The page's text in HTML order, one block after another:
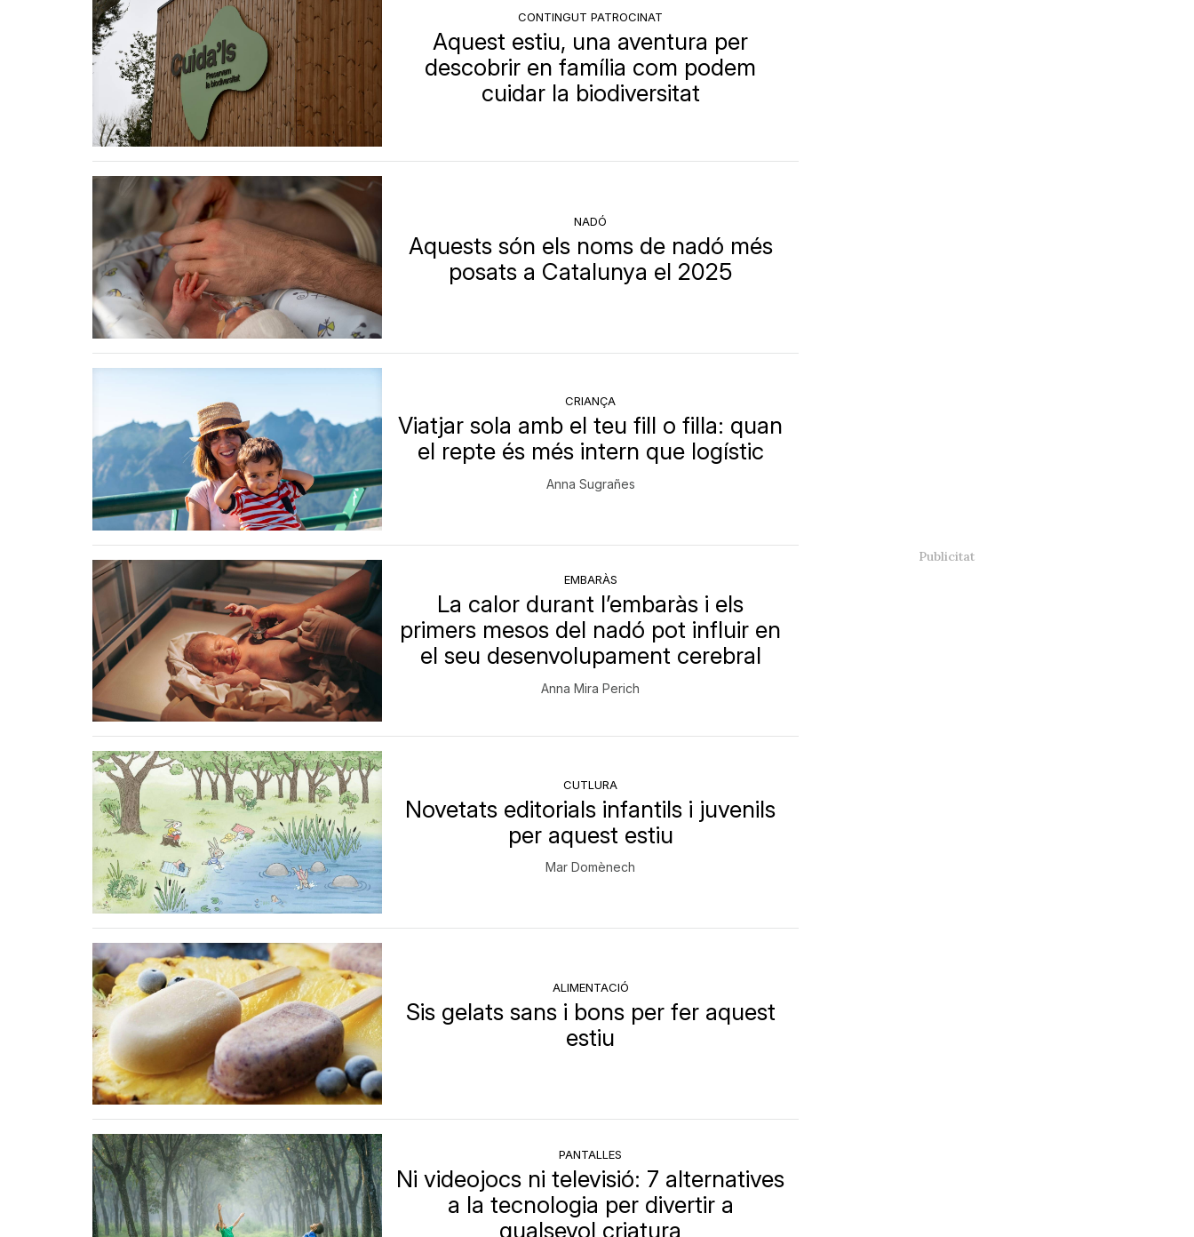
CONTINGUT PATROCINAT
Aquest estiu, una aventura per
descobrir en família com podem
cuidar la biodiversitat
NADÓ
Aquests són els noms de nadó més
posats a Catalunya el 2025
CRIANÇA
Viatjar sola amb el teu fill o filla: quan
el repte és més intern que logístic
Anna Sugrañes
EMBARÀS
La calor durant l’embaràs i els
primers mesos del nadó pot influir en
el seu desenvolupament cerebral
Anna Mira Perich
CUTLURA
Novetats editorials infantils i juvenils
per aquest estiu
Mar Domènech
ALIMENTACIÓ
Sis gelats sans i bons per fer aquest
estiu
PANTALLES
Ni videojocs ni televisió: 7 alternatives
a la tecnologia per divertir a
qualsevol criatura